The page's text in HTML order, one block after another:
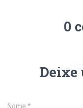
0
Deixe
Nome *